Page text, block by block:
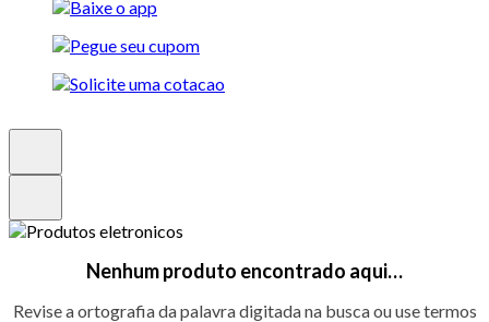
Nenhum produto encontrado aqui…
Revise a ortografia da palavra digitada na busca ou use termos